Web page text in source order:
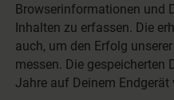
Browserinformationen und
Inhalten zu erfassen. Die
auch, um den Erfolg
messen. Die gespeicherten
Jahre auf Deinem Endgerät